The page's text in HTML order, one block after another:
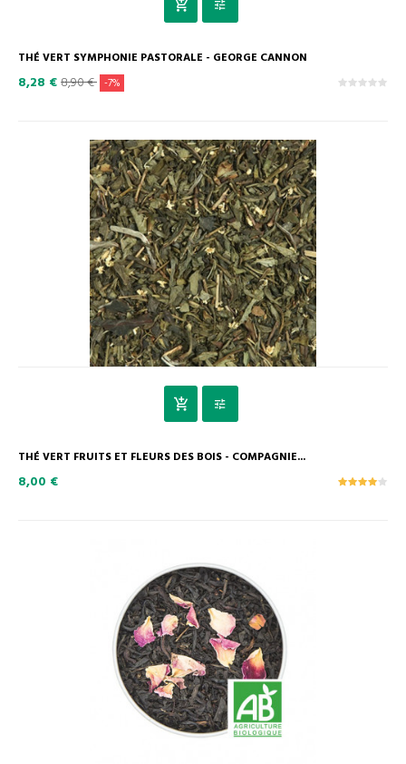
THÉ VERT SYMPHONIE PASTORALE - GEORGE CANNON
8,28 €8,90 € -7%
THÉ VERT FRUITS ET FLEURS DES BOIS - COMPAGNIE...
8,00 €